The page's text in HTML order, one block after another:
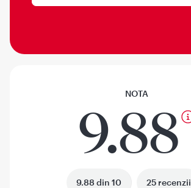
NOTA
9.88
9.88 din 10 25 recenzii